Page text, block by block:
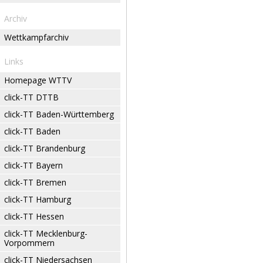
Archiv
Wettkampfarchiv
Links
Homepage WTTV
click-TT DTTB
click-TT Baden-Württemberg
click-TT Baden
click-TT Brandenburg
click-TT Bayern
click-TT Bremen
click-TT Hamburg
click-TT Hessen
click-TT Mecklenburg-
Vorpommern
click-TT Niedersachsen